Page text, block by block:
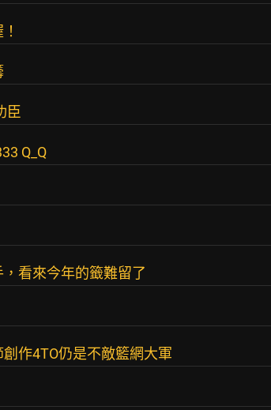
臣
Q_Q
看來今年的籤難留了
作4TO仍是不敵籃網大軍